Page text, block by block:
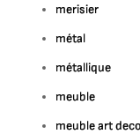
merisier
métal
métallique
meuble
meuble art deco